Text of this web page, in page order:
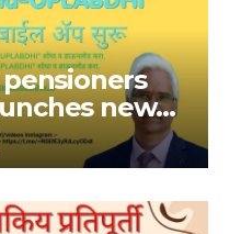
new
mobile app